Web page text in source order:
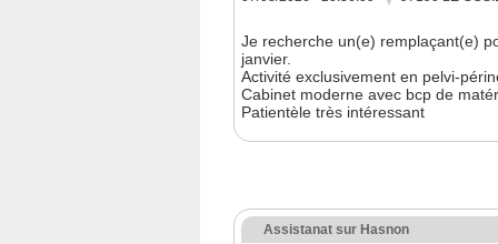
Je recherche un(e) remplaçant(e)
janvier.
Activité exclusivement en pelvi-
Cabinet moderne avec bcp de
Patientèle très intéressant
Assistanat sur Hasnon